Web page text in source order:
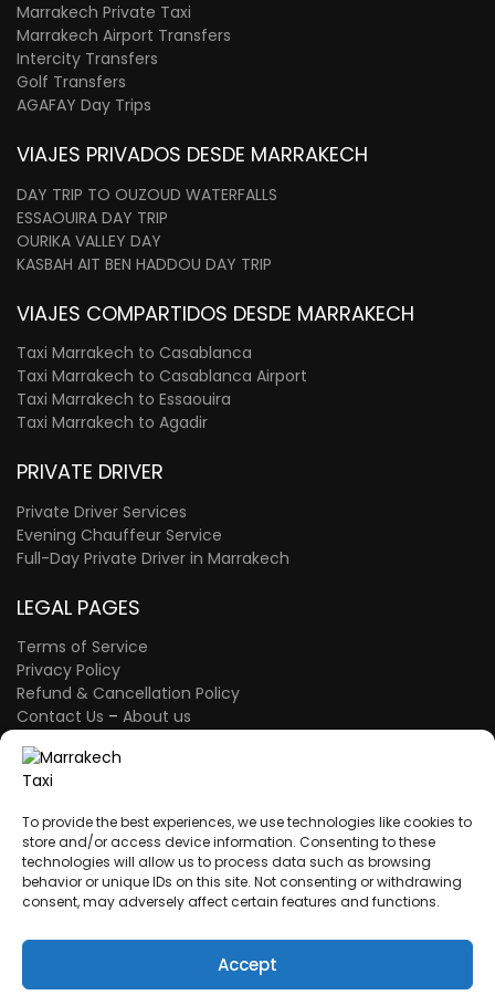
To provide the best experiences, we use technologies like cookies to
store and/or access device information. Consenting to these
technologies will allow us to process data such as browsing
behavior or unique IDs on this site. Not consenting or withdrawing
consent, may adversely affect certain features and functions.
Accept
Marrakech Private Taxi
Marrakech Airport Transfers
Intercity Transfers
Golf Transfers
AGAFAY Day Trips
VIAJES PRIVADOS DESDE MARRAKECH
DAY TRIP TO OUZOUD WATERFALLS
ESSAOUIRA DAY TRIP
OURIKA VALLEY DAY
KASBAH AIT BEN HADDOU DAY TRIP
VIAJES COMPARTIDOS DESDE MARRAKECH
Taxi Marrakech to Casablanca
Taxi Marrakech to Casablanca Airport
Taxi Marrakech to Essaouira
Taxi Marrakech to Agadir
PRIVATE DRIVER
Private Driver Services
Evening Chauffeur Service
Full-Day Private Driver in Marrakech
LEGAL PAGES
Terms of Service
Privacy Policy
Refund & Cancellation Policy
Contact Us – About us
A proud member of the Atlas Wings Group.
Sheridan, WY 82801 – USA
A proud member of the Atlas Wings Group.
ATLAS WINGS SARL AU– Morocco